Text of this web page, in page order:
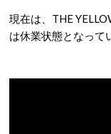
現在は、THE
は休業状態となって